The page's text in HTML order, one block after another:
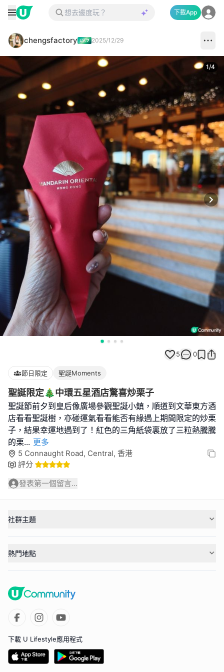
下載App
chengsfactory 2025/12/29
1/4
5 0
節日限定 聖誕Moments
聖誕限定🎄中環五星酒店驚喜炒栗子
聖誕節前夕到皇后像廣場參觀聖誕小鎮，順道到文華東方酒
店看看聖誕樹，亦碰運氣看看能否有緣遇上期間限定的炒栗
子，結果幸運地遇到了！紅色的三角紙袋裏放了三粒熱騰騰
的栗... 更多
5 Connaught Road, Central, 香港
評分
發表第一個留言...
社群主題
熱門地點
下載 U Lifestyle應用程式